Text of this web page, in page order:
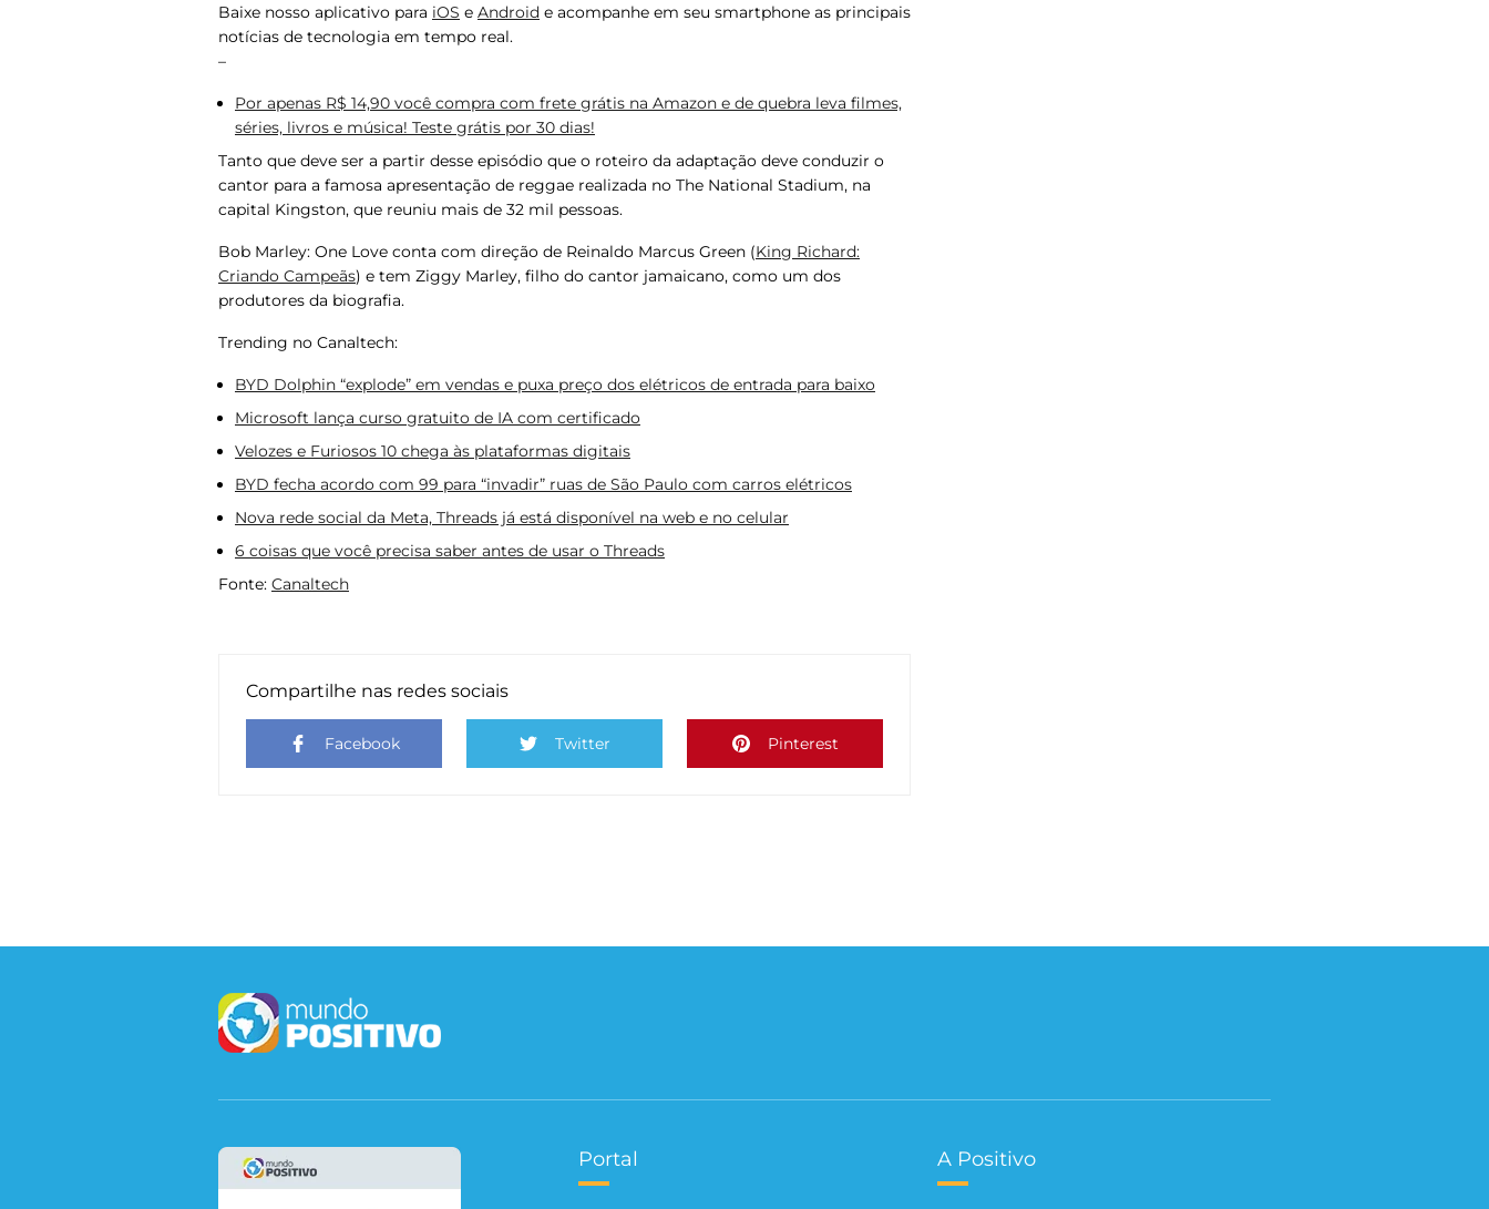
Baixe nosso aplicativo para iOS e Android e acompanhe em seu smartphone as principais
notícias de tecnologia em tempo real.
–
Por apenas R$ 14,90 você compra com frete grátis na Amazon e de quebra leva filmes,
séries, livros e música! Teste grátis por 30 dias!
Tanto que deve ser a partir desse episódio que o roteiro da adaptação deve conduzir o
cantor para a famosa apresentação de reggae realizada no The National Stadium, na
capital Kingston, que reuniu mais de 32 mil pessoas.
Bob Marley: One Love conta com direção de Reinaldo Marcus Green (King Richard:
Criando Campeãs) e tem Ziggy Marley, filho do cantor jamaicano, como um dos
produtores da biografia.
Trending no Canaltech:
BYD Dolphin “explode” em vendas e puxa preço dos elétricos de entrada para baixo
Microsoft lança curso gratuito de IA com certificado
Velozes e Furiosos 10 chega às plataformas digitais
BYD fecha acordo com 99 para “invadir” ruas de São Paulo com carros elétricos
Nova rede social da Meta, Threads já está disponível na web e no celular
6 coisas que você precisa saber antes de usar o Threads
Fonte: Canaltech
Compartilhe nas redes sociais
Facebook Twitter Pinterest
Portal A Positivo